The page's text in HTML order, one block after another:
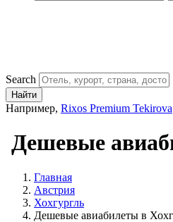
Search
Найти
Например, Rixos Premium Tekirova
Дешевые
Главная
Австрия
Хохгургль
Дешевые авиабилеты в